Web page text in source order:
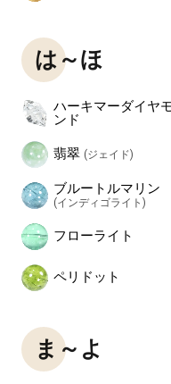
は～ほ
ハーキマーダイヤ
ンド
翡翠 (ジェイド)
ブルートルマリン
(インディゴライト)
フローライト
ペリドット
ま～よ